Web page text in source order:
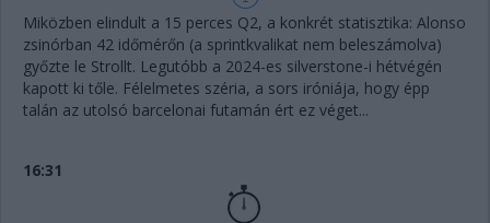
Miközben elindult a 15 perces Q2, a konkrét statisztika: Alonso
zsinórban 42 időmérőn (a sprintkvalikat nem beleszámolva)
győzte le Strollt. Legutóbb a 2024-es silverstone-i hétvégén
kapott ki tőle. Félelmetes széria, a sors iróniája, hogy épp
talán az utolsó barcelonai futamán ért ez véget...
16:31